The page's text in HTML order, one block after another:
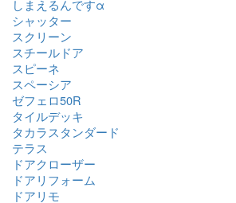
しまえるんですα
シャッター
スクリーン
スチールドア
スピーネ
スペーシア
ゼフェロ50R
タイルデッキ
タカラスタンダード
テラス
ドアクローザー
ドアリフォーム
ドアリモ